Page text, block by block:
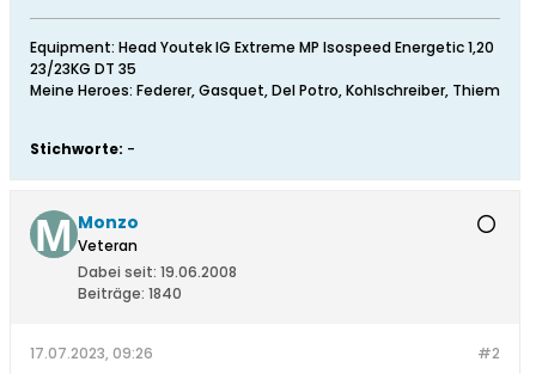
Equipment: Head Youtek IG Extreme MP Isospeed Energetic 1,20
23/23KG DT 35
Meine Heroes: Federer, Gasquet, Del Potro, Kohlschreiber, Thiem
Stichworte: -
Monzo
Veteran
Dabei seit: 19.06.2008
Beiträge: 1840
#2
17.07.2023, 09:26